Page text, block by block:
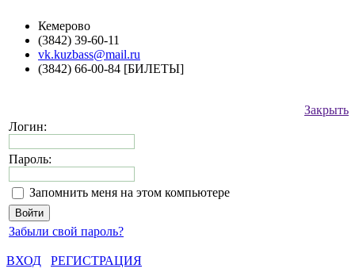
Кемерово
(3842) 39-60-11
vk.kuzbass@mail.ru
(3842) 66-00-84 [БИЛЕТЫ]
Закрыть
Логин:
Пароль:
Запомнить меня на этом компьютере
Забыли свой пароль?
ВХОД
РЕГИСТРАЦИЯ